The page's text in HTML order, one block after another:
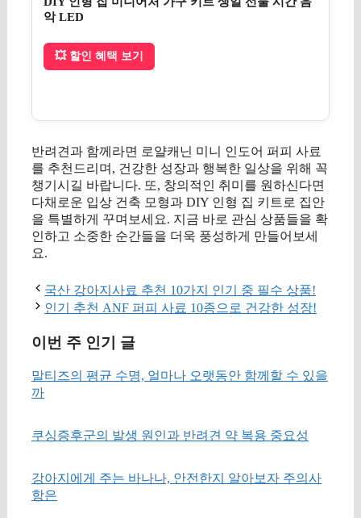
악 LED
💥 할인 혜택 보기
반려견과 함께라면 로얄캐닌 미니 인도어 퍼피 사료
를 추천드리며, 건강한 성장과 행복한 일상을 위해 꼭
챙기시길 바랍니다. 또, 창의적인 취미를 원하신다면
다채로운 입상 건축 모형과 DIY 인형 집 키트로 집안
을 특별하게 꾸며보세요. 지금 바로 관심 상품들을 확
인하고 소중한 순간들을 더욱 풍성하게 만들어보세
요.
국산 강아지사료 추천 10가지 인기 중 필수 상품!
인기 추천 ANF 퍼피 사료 10종으로 건강한 성장!
이번 주 인기 글
말티즈의 평균 수명, 얼마나 오랫동안 함께할 수 있을
까
쿠싱증후군의 발생 원인과 반려견 약 복용 중요성
강아지에게 주는 바나나, 안전한지 알아보자 주의사
항은